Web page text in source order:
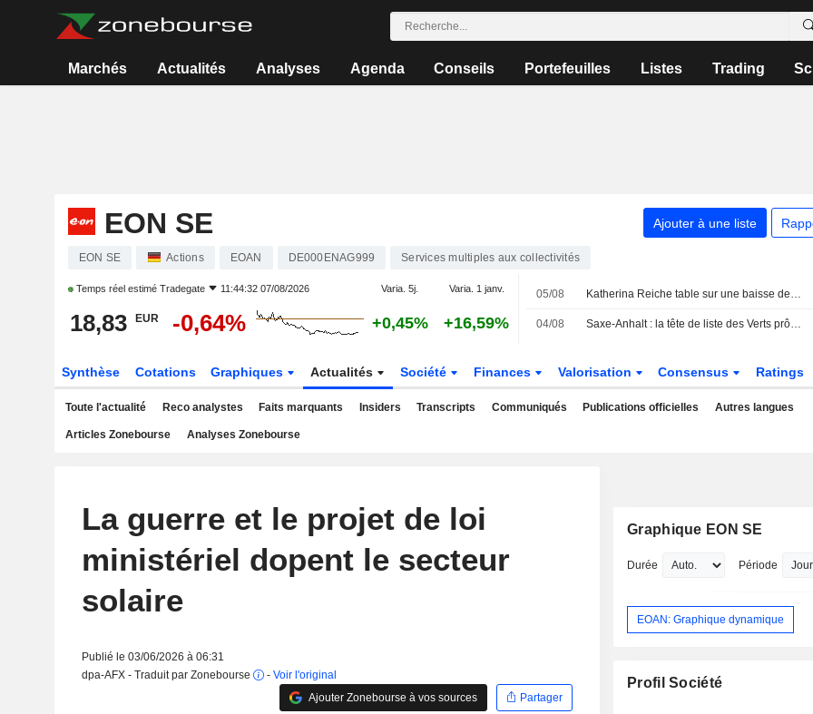
Marchés Actualités Analyses Agenda Conseils Portefeuilles Listes Trading
EON SE Ajouter à une liste
EON SE Actions EOAN DE000ENAG999 Services multiples aux collectivités
Temps réel estimé Tradegate 11:44:32 07/08/2026 Varia. 5j. Varia. 1 janv.
18,83 EUR -0,64% +0,45% +16,59%
05/08 Katherina Reiche table sur une baisse des prix de l'électricité à moyen terme
04/08 Saxe-Anhalt : la tête de liste des Verts prône des prix de l'électricité régionaux
Synthèse Cotations Graphiques Actualités Société Finances Valorisation Consensus Ratings
Toute l'actualité Reco analystes Faits marquants Insiders Transcripts Communiqués Publications officielles Autres langues
Articles Zonebourse Analyses Zonebourse
La guerre et le projet de loi
ministériel dopent le secteur
solaire
Publié le 03/06/2026 à 06:31
dpa-AFX - Traduit par Zonebourse
- Voir l'original
Ajouter Zonebourse à vos sources
Partager
Graphique EON SE
Durée Période
EOAN: Graphique dynamique
Profil Société